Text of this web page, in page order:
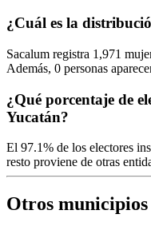
¿Cuál es la
Sacalum registra 1,971
Además, 0 personas
¿Qué porcentaje de
Yucatán?
El 97.1% de los electores
resto proviene de otras
Otros municipios